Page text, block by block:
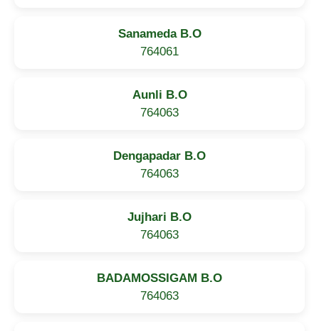
Sanameda B.O
764061
Aunli B.O
764063
Dengapadar B.O
764063
Jujhari B.O
764063
BADAMOSSIGAM B.O
764063